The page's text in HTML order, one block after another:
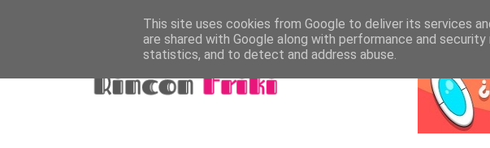
This site uses cookies from Google to deliver its services
are shared with Google along with performance and
statistics, and to detect and address abuse.